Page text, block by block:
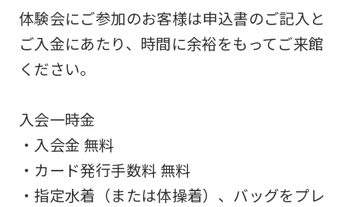
体験会にご参加のお客様は申込書のご記入と
ご入金にあたり、時間に余裕をもってご来館
ください。
入会一時金
・入会金 無料
・カード発行手数料 無料
・指定水着（または体操着）、バッグをプレ
may
not
The
translation